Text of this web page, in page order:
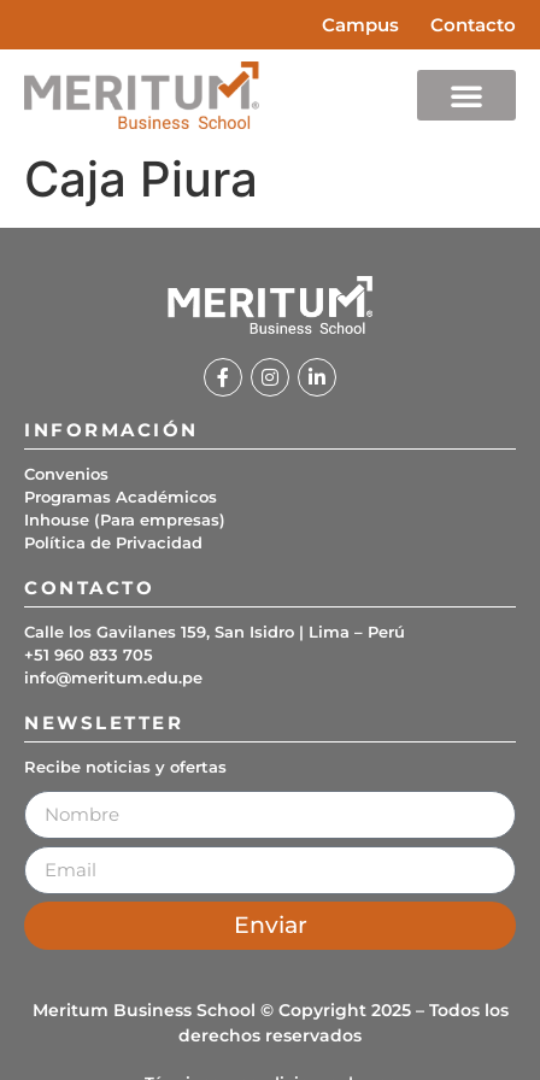
Campus Contacto
Caja Piura
INFORMACIÓN
Convenios
Programas Académicos
Inhouse (Para empresas)
Política de Privacidad
CONTACTO
Calle los Gavilanes 159, San Isidro | Lima – Perú
+51 960 833 705
info@meritum.edu.pe
NEWSLETTER
Recibe noticias y ofertas
Enviar
Meritum Business School © Copyright 2025 – Todos los
derechos reservados